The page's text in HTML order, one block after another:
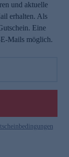
und aktuelle
erhalten. Als
Eine
Mails möglich.